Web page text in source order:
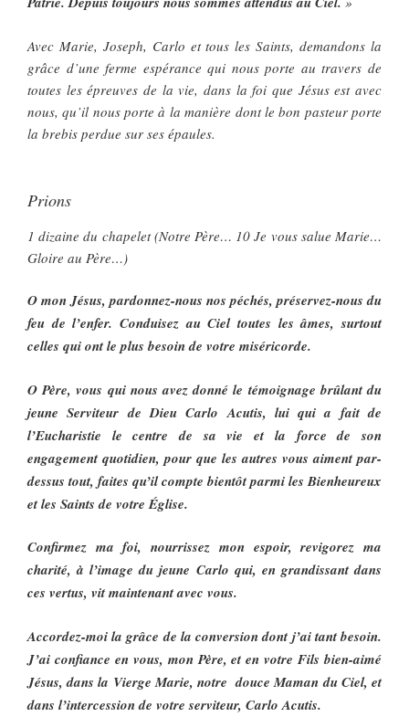
Avec Marie, Joseph, Carlo et tous les Saints, demandons la
grâce d’une ferme espérance qui nous porte au travers de
toutes les épreuves de la vie, dans la foi que Jésus est avec
nous, qu’il nous porte à la manière dont le bon pasteur porte
la brebis perdue sur ses épaules.
Prions
1 dizaine du chapelet (Notre Père… 10 Je vous salue Marie…
Gloire au Père…)
O mon Jésus, pardonnez-nous nos péchés, préservez-nous du
feu de l’enfer. Conduisez au Ciel toutes les âmes, surtout
celles qui ont le plus besoin de votre miséricorde.
O Père, vous qui nous avez donné le témoignage brûlant du
jeune Serviteur de Dieu Carlo Acutis, lui qui a fait de
l’Eucharistie le centre de sa vie et la force de son
engagement quotidien, pour que les autres vous aiment par-
dessus tout, faites qu’il compte bientôt parmi les Bienheureux
et les Saints de votre Église.
Confirmez ma foi, nourrissez mon espoir, revigorez ma
charité, à l’image du jeune Carlo qui, en grandissant dans
ces vertus, vit maintenant avec vous.
Accordez-moi la grâce de la conversion dont j’ai tant besoin.
J’ai confiance en vous, mon Père, et en votre Fils bien-aimé
Jésus, dans la Vierge Marie, notre douce Maman du Ciel, et
dans l’intercession de votre serviteur, Carlo Acutis.